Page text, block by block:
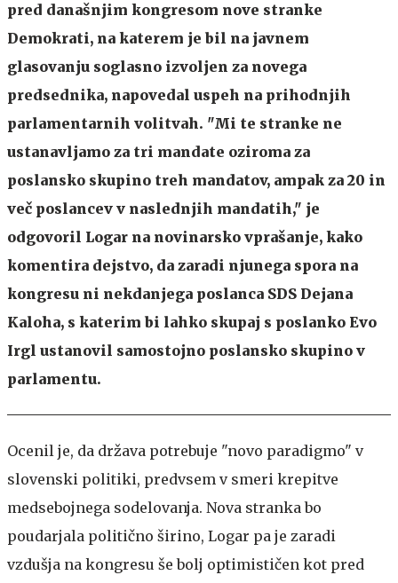
pred današnjim kongresom nove stranke
Demokrati, na katerem je bil na javnem
glasovanju soglasno izvoljen za novega
predsednika, napovedal uspeh na prihodnjih
parlamentarnih volitvah. "Mi te stranke ne
ustanavljamo za tri mandate oziroma za
poslansko skupino treh mandatov, ampak za 20 in
več poslancev v naslednjih mandatih," je
odgovoril Logar na novinarsko vprašanje, kako
komentira dejstvo, da zaradi njunega spora na
kongresu ni nekdanjega poslanca SDS Dejana
Kaloha, s katerim bi lahko skupaj s poslanko Evo
Irgl ustanovil samostojno poslansko skupino v
parlamentu.
Ocenil je, da država potrebuje "novo paradigmo" v
slovenski politiki, predvsem v smeri krepitve
medsebojnega sodelovanja. Nova stranka bo
poudarjala politično širino, Logar pa je zaradi
vzdušja na kongresu še bolj optimističen kot pred